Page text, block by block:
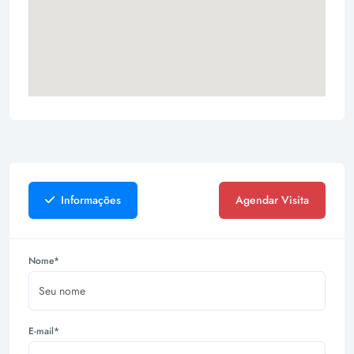
Informações Agendar Visita
Nome*
E-mail*